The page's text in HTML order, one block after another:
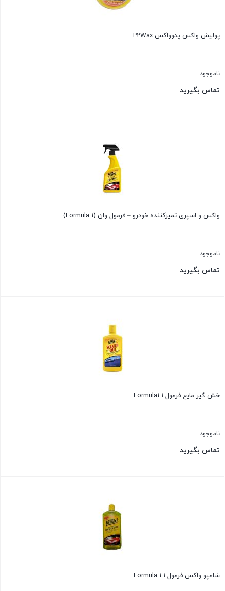
پولیش واکس پدوواکس P2Wax
ناموجود
تماس بگیرید
واکس و اسپری تمیزکننده خودرو – فرمول وان (Formula 1)
ناموجود
تماس بگیرید
خش گیر مایع فرمول ۱ Formula1
ناموجود
تماس بگیرید
شامپو واکس فرمول ۱ Formula 1